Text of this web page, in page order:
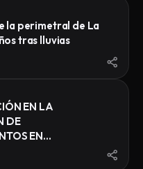
la perimetral de La
tras lluvias
EN LA
DE
EN
GENERA QUE